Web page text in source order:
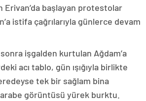
Erivan’da başlayan protestolar
istifa çağrılarıyla günlerce devam
sonra işgalden kurtulan Ağdam’a
acı tablo, gün ışığıyla birlikte
tek bir sağlam bina
görüntüsü yürek burktu.